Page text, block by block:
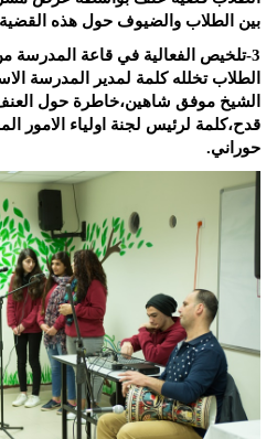
بين الطلاب والضيوف حول هذه
3-تلخيص الفعالية في قاعة المدرسة
الطلاب تخلله كلمة لمدير المدرسة
الشيخ موفق شاهين،خاطرة حول
قدح،كلمة لرئيس لجنة اولياء الامور
حوراني.